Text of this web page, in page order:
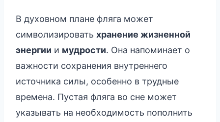
В духовном плане фляга может
символизировать хранение жизненной
энергии и мудрости. Она напоминает о
важности сохранения внутреннего
источника силы, особенно в трудные
времена. Пустая фляга во сне может
указывать на необходимость пополнить